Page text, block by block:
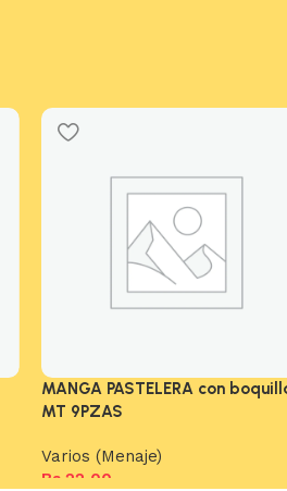
MANGA PASTELERA con
MT 9PZAS
Varios (Menaje)
Bs. 22,00